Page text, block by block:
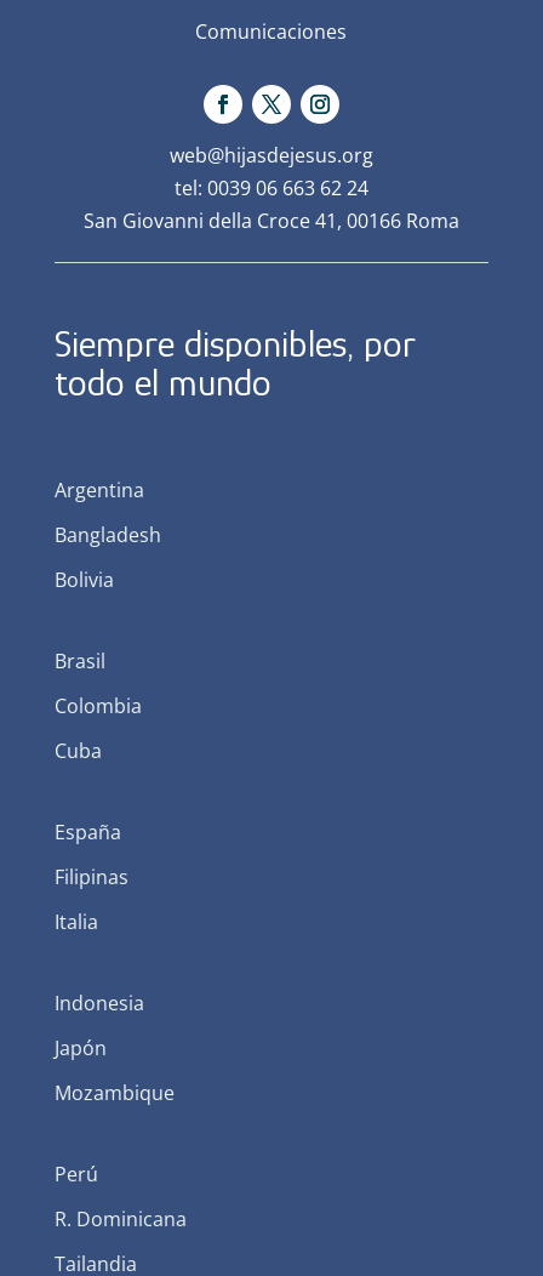
Comunicaciones
web@hijasdejesus.org
tel: 0039 06 663 62 24
San Giovanni della Croce 41, 00166 Roma
Siempre disponibles, por
todo el mundo
Argentina
Bangladesh
Bolivia
Brasil
Colombia
Cuba
España
Filipinas
Italia
Indonesia
Japón
Mozambique
Perú
R. Dominicana
Tailandia